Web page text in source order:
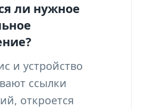
ли нужное
и устройство
ссылки
откроется